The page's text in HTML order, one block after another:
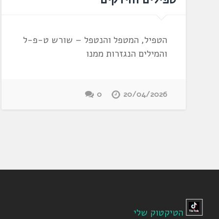
הטפיל, המטפל והנטפל – שורש ט-פ-ל
והמילים הנגזרות ממנו
20/04/2026
0
הטיקטוק שלי